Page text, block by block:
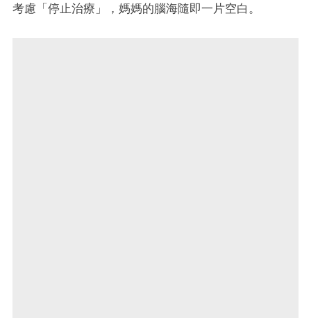
考慮「停止治療」，媽媽的腦海隨即一片空白。